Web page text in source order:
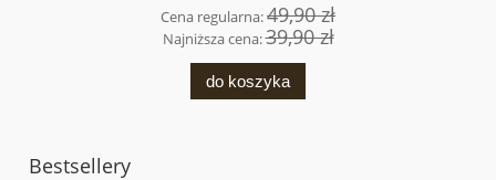
Cena regularna:49,90 zł
Najniższa cena:39,90 zł
do koszyka
Bestsellery